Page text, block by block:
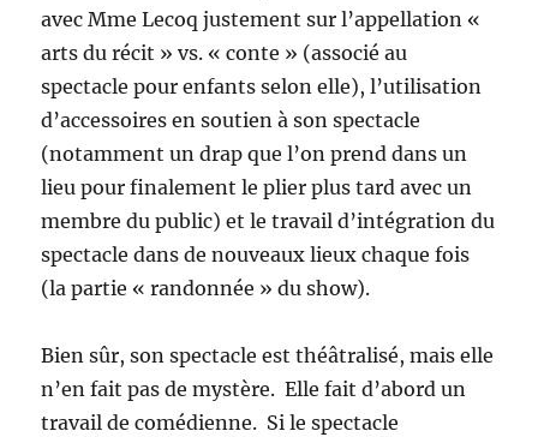
avec Mme Lecoq justement sur l’appellation «
arts du récit » vs. « conte » (associé au
spectacle pour enfants selon elle), l’utilisation
d’accessoires en soutien à son spectacle
(notamment un drap que l’on prend dans un
lieu pour finalement le plier plus tard avec un
membre du public) et le travail d’intégration du
spectacle dans de nouveaux lieux chaque fois
(la partie « randonnée » du show).
Bien sûr, son spectacle est théâtralisé, mais elle
n’en fait pas de mystère. Elle fait d’abord un
travail de comédienne. Si le spectacle